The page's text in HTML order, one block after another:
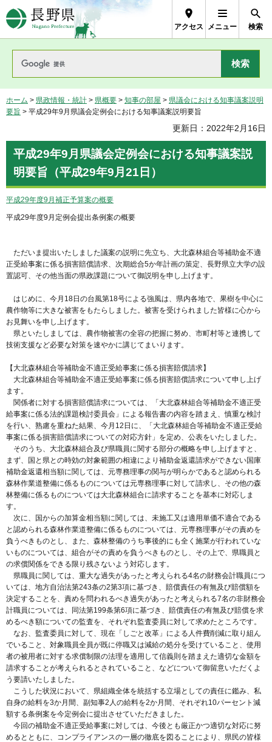
長野県Nagano Prefecture
アクセス メニュー 検索
ホーム > 県政情報・統計 > 県概要 > 知事の部屋 > 県議会における知事議案説明
要旨 > 平成29年9月県議会定例会における知事議案説明要旨
更新日：2022年2月16日
平成29年9月県議会定例会における知事議案説
明要旨（平成29年9月21日）
平成29年度9月補正予算案の概要
平成29年度9月定例会提出条例案の概要
ただいま提出いたしました議案の説明に先立ち、大北森林組合等補助金不適
正受給事案に係る損害賠償請求、次期総合5か年計画の策定、長野県立大学の設
置認可、その他当面の県政課題について御説明を申し上げます。
はじめに、今月18日の台風第18号による強風は、県内各地で、果樹を中心に
農作物等に大きな被害をもたらしました。被害を受けられました皆様に心から
お見舞いを申し上げます。
県といたしましては、農作物被害の全容の把握に努め、市町村等と連携して
技術支援など必要な対策を速やかに講じてまいります。
【大北森林組合等補助金不適正受給事案に係る損害賠償請求】
大北森林組合等補助金不適正受給事案に係る損害賠償請求について申し上げ
ます。
関係者に対する損害賠償請求については、「大北森林組合等補助金不適正受
給事案に係る法的課題検討委員会」による報告書の内容を踏まえ、慎重な検討
を行い、熟慮を重ねた結果、今月12日に、「大北森林組合等補助金不適正受給
事案に係る損害賠償請求についての対応方針」を定め、公表をいたしました。
そのうち、大北森林組合及び県職員に関する部分の概略を申し上げますと、
まず、国と県との時効の対象範囲の相違により補助金返還請求ができない国庫
補助金返還相当額に関しては、元専務理事の関与が明らかであると認められる
森林作業道整備に係るものについては元専務理事に対して請求し、その他の森
林整備に係るものについては大北森林組合に請求することを基本に対応しま
す。
次に、国からの加算金相当額に関しては、未施工又は適用単価不適合である
と認められる森林作業道整備に係るものについては、元専務理事がその責めを
負うべきものとし、また、森林整備のうち事後的にも全く施業が行われていな
いものについては、組合がその責めを負うべきものとし、その上で、県職員と
の求償関係をできる限り残さないよう対応します。
県職員に関しては、重大な過失があったと考えられる4名の財務会計職員につ
いては、地方自治法第243条の2第3項に基づき、賠償責任の有無及び賠償額を
決定することを、責めを問われるべき過失があったと考えられる7名の非財務会
計職員については、同法第199条第6項に基づき、賠償責任の有無及び賠償を求
めるべき額についての監査を、それぞれ監査委員に対して求めたところです。
なお、監査委員に対して、現在「しごと改革」による人件費削減に取り組ん
でいること、対象職員全員が既に停職又は減給の処分を受けていること、使用
者の被用者に対する求償制限の法理を適用して信義則を踏まえた適切な金額を
請求することが考えられるとされていること、などについて御留意いただくよ
う要請いたしました。
こうした状況において、県組織全体を統括する立場としての責任に鑑み、私
自身の給料を3か月間、副知事2人の給料を2か月間、それぞれ10パーセント減
額する条例案を今定例会に提出させていただきました。
今回の補助金不適正受給事案に対しては、今後とも厳正かつ適切な対応に努
めるとともに、コンプライアンスの一層の徹底を図ることにより、県民の皆様